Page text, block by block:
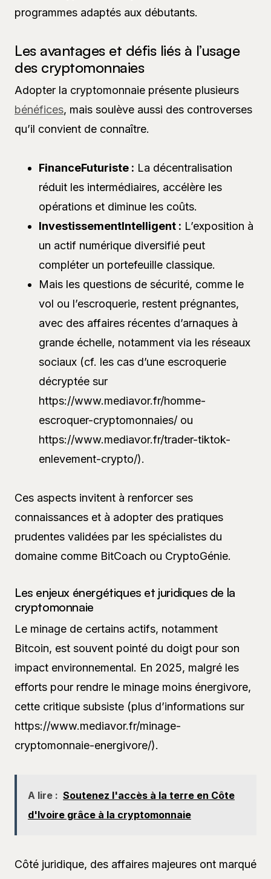
programmes adaptés aux débutants.
Les avantages et défis liés à l’usage
des cryptomonnaies
Adopter la cryptomonnaie présente plusieurs
bénéfices, mais soulève aussi des controverses
qu’il convient de connaître.
FinanceFuturiste : La décentralisation
réduit les intermédiaires, accélère les
opérations et diminue les coûts.
InvestissementIntelligent : L’exposition à
un actif numérique diversifié peut
compléter un portefeuille classique.
Mais les questions de sécurité, comme le
vol ou l’escroquerie, restent prégnantes,
avec des affaires récentes d’arnaques à
grande échelle, notamment via les réseaux
sociaux (cf. les cas d’une escroquerie
décryptée sur
https://www.mediavor.fr/homme-
escroquer-cryptomonnaies/ ou
https://www.mediavor.fr/trader-tiktok-
enlevement-crypto/).
Ces aspects invitent à renforcer ses
connaissances et à adopter des pratiques
prudentes validées par les spécialistes du
domaine comme BitCoach ou CryptoGénie.
Les enjeux énergétiques et juridiques de la
cryptomonnaie
Le minage de certains actifs, notamment
Bitcoin, est souvent pointé du doigt pour son
impact environnemental. En 2025, malgré les
efforts pour rendre le minage moins énergivore,
cette critique subsiste (plus d’informations sur
https://www.mediavor.fr/minage-
cryptomonnaie-energivore/).
A lire : Soutenez l'accès à la terre en Côte
d'Ivoire grâce à la cryptomonnaie
Côté juridique, des affaires majeures ont marqué